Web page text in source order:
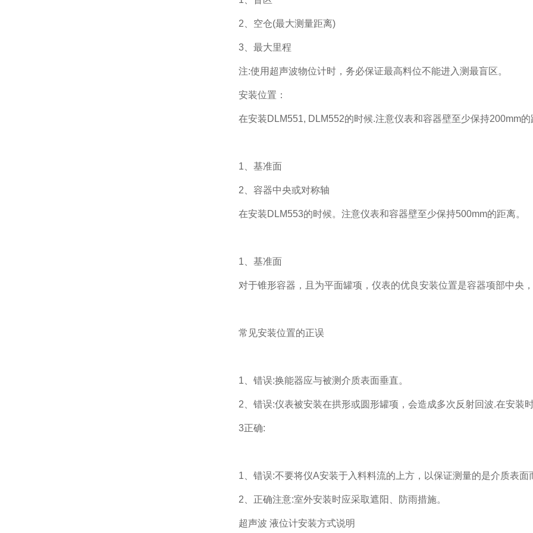
2、空仓(最大测量距离)
3、最大里程
注:使用超声波物位计时，务必保证最高料位不能进入测最盲区。
安装位置：
在安装DLM551, DLM552的时候.注意仪表和容器壁至少保持200mm的
1、基准面
2、容器中央或对称轴
在安装DLM553的时候。注意仪表和容器壁至少保持500mm的距离。
1、基准面
对于锥形容器，且为平面罐项，仪表的优良安装位置是容器项部中央
常见安装位置的正误
1、错误:换能器应与被测介质表面垂直。
2、错误:仪表被安装在拱形或圆形罐项，会造成多次反射回波.在安装
3正确:
1、错误:不要将仪A安装于入料料流的上方，以保证测量的是介质表面
2、正确注意:室外安装时应采取遮阳、防雨措施。
超声波 液位计安装方式说明